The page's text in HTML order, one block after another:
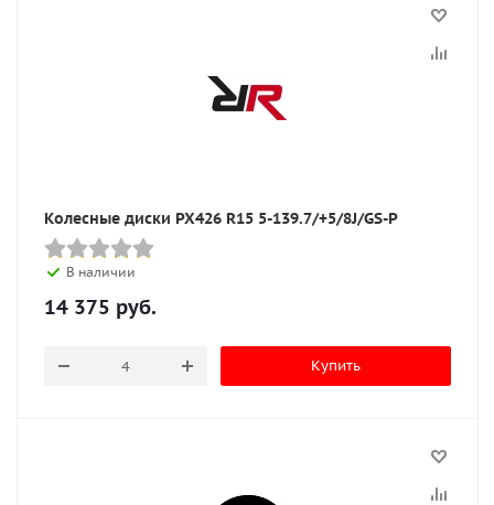
Колесные диски PX426 R15 5-139.7/+5/8J/GS-P
В наличии
14 375 руб.
Купить